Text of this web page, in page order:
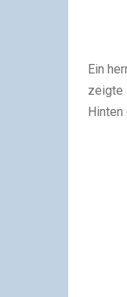
Ein
zeigte
Hinten